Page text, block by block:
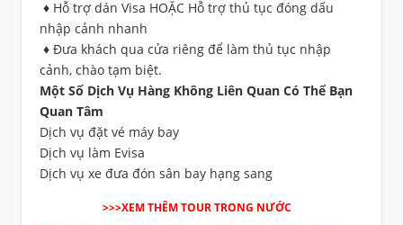
♦ Hỗ trợ dán Visa HOẶC Hỗ trợ thủ tục đóng dấu
nhập cảnh nhanh
♦ Đưa khách qua cửa riêng để làm thủ tục nhập
cảnh, chào tạm biệt.
Một Số Dịch Vụ Hàng Không Liên Quan Có Thể Bạn
Quan Tâm
Dịch vụ đặt vé máy bay
Dịch vụ làm Evisa
Dịch vụ xe đưa đón sân bay hạng sang
>>>XEM THÊM TOUR TRONG NƯỚC